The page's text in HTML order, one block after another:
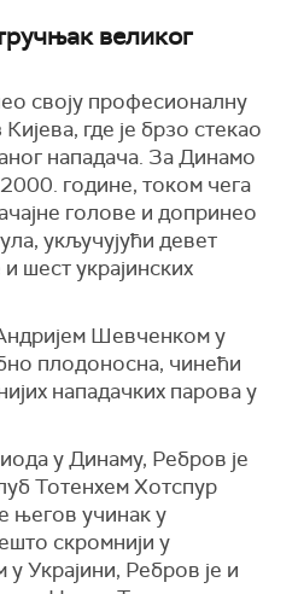
великог
своју професионалну
где је брзо стекао
нападача. За Динамо
године, током чега
голове и допринео
укључујући девет
шест украјинских
Шевченком у
плодоносна, чинећи
нападачких парова у
у Динаму, Ребров је
Тотенхем Хотспур
његов учинак у
скромнији у
Украјини, Ребров је и